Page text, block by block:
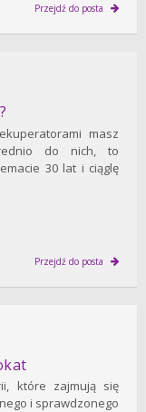
Przejdź do posta
masz
do nich, to
30 lat i ciąglę
Przejdź do posta
które zajmują się
i sprawdzonego